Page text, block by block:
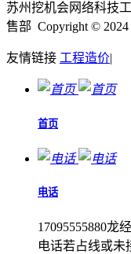
苏州挖机会网络科技
售部 Copyright © 2024
友情链接 工程造价|
首页
电话
17095555880龙
电话若占线或未